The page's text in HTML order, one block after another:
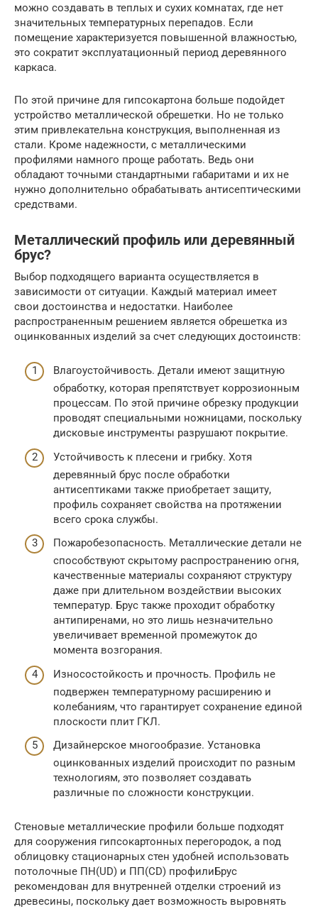
можно создавать в теплых и сухих комнатах, где нет
значительных температурных перепадов. Если
помещение характеризуется повышенной влажностью,
это сократит эксплуатационный период деревянного
каркаса.
По этой причине для гипсокартона больше подойдет
устройство металлической обрешетки. Но не только
этим привлекательна конструкция, выполненная из
стали. Кроме надежности, с металлическими
профилями намного проще работать. Ведь они
обладают точными стандартными габаритами и их не
нужно дополнительно обрабатывать антисептическими
средствами.
Металлический профиль или деревянный
брус?
Выбор подходящего варианта осуществляется в
зависимости от ситуации. Каждый материал имеет
свои достоинства и недостатки. Наиболее
распространенным решением является обрешетка из
оцинкованных изделий за счет следующих достоинств:
Влагоустойчивость. Детали имеют защитную
обработку, которая препятствует коррозионным
процессам. По этой причине обрезку продукции
проводят специальными ножницами, поскольку
дисковые инструменты разрушают покрытие.
Устойчивость к плесени и грибку. Хотя
деревянный брус после обработки
антисептиками также приобретает защиту,
профиль сохраняет свойства на протяжении
всего срока службы.
Пожаробезопасность. Металлические детали не
способствуют скрытому распространению огня,
качественные материалы сохраняют структуру
даже при длительном воздействии высоких
температур. Брус также проходит обработку
антипиренами, но это лишь незначительно
увеличивает временной промежуток до
момента возгорания.
Износостойкость и прочность. Профиль не
подвержен температурному расширению и
колебаниям, что гарантирует сохранение единой
плоскости плит ГКЛ.
Дизайнерское многообразие. Установка
оцинкованных изделий происходит по разным
технологиям, это позволяет создавать
различные по сложности конструкции.
Стеновые металлические профили больше подходят
для сооружения гипсокартонных перегородок, а под
облицовку стационарных стен удобней использовать
потолочные ПН(UD) и ПП(CD) профилиБрус
рекомендован для внутренней отделки строений из
древесины, поскольку дает возможность выровнять